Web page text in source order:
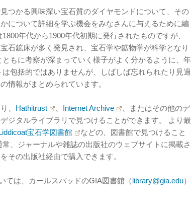
つかる興味深い宝石質のダイヤモンドについて、その
について詳細を学ぶ機会をみなさんに与えるために編
年代から1900年代初期に発行されたものですが、
石鉱床が多く発見され、宝石学や鉱物学が科学となり
もに考察が深まっていく様子がよく分かるように、年
包括的ではありませんが、しばしば忘れられたり見過
情報がまとめられています。
、 Hathitrust Internet Archive
、またはその他のデ
ジタルライブラリで見つけることができます。 より最
宝石学図書館
などの、図書館で見つけること
、ジャーナルや雑誌の出版社のウェブサイトに掲載さ
その出版社経由で購入できます。
ては、カールスバッドのGIA図書館（library@gia.edu）